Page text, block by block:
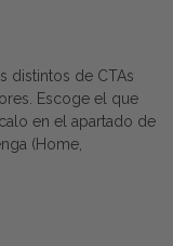
distintos de CTAs
Escoge el que
en el apartado de
(Home,